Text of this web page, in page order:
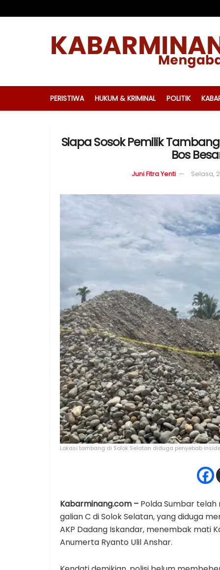
PERISTIWA HUKUM & KRIMINAL POLITIK
Siapa Sosok Pemilik
Bos
Juni Fitra Yenti Selasa,
Lokasi tambang di Solok Selatan diduga penyebab
Kabarminang.com – Polda Sumbar
galian C di Solok Selatan, yang diduga
AKP Dadang Iskandar, menembak mati
Anumerta Ryanto Ulil Anshar.